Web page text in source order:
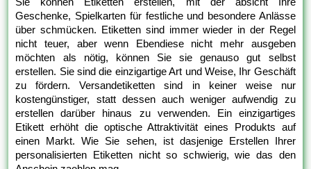
Geschenke, Spielkarten für festliche und besondere Anlässe
über schmücken. Etiketten sind immer wieder in der Regel
nicht teuer, aber wenn Ebendiese nicht mehr ausgeben
möchten als nötig, können Sie sie genauso gut selbst
erstellen. Sie sind die einzigartige Art und Weise, Ihr Geschäft
zu fördern. Versandetiketten sind in keiner weise nur
kostengünstiger, statt dessen auch weniger aufwendig zu
erstellen darüber hinaus zu verwenden. Ein einzigartiges
Etikett erhöht die optische Attraktivität eines Produkts auf
einen Markt. Wie Sie sehen, ist dasjenige Erstellen Ihrer
personalisierten Etiketten nicht so schwierig, wie das den